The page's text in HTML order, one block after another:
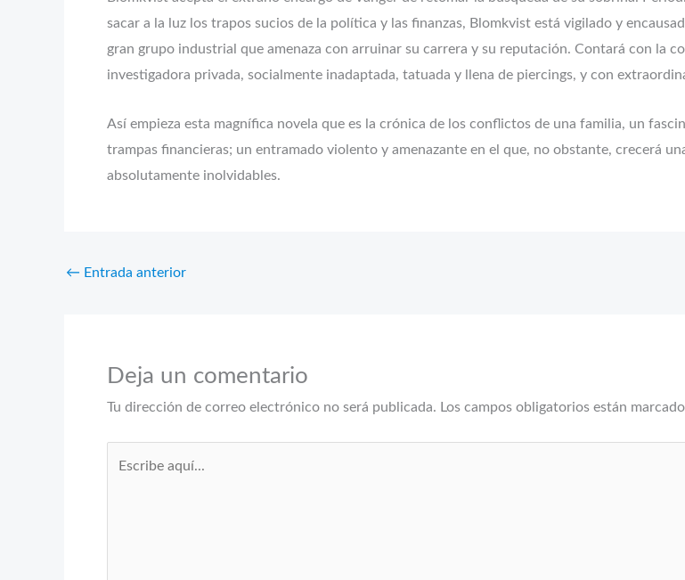
sacar a la luz los trapos sucios de la política y las finanzas, Blomkvist está vigilado y
gran grupo industrial que amenaza con arruinar su carrera y su reputación. Contará con la
investigadora privada, socialmente inadaptada, tatuada y llena de piercings, y con
Así empieza esta magnífica novela que es la crónica de los conflictos de una familia, un
trampas financieras; un entramado violento y amenazante en el que, no obstante, crecerá
absolutamente inolvidables.
← Entrada anterior
Deja un comentario
Tu dirección de correo electrónico no será publicada. Los campos obligatorios están